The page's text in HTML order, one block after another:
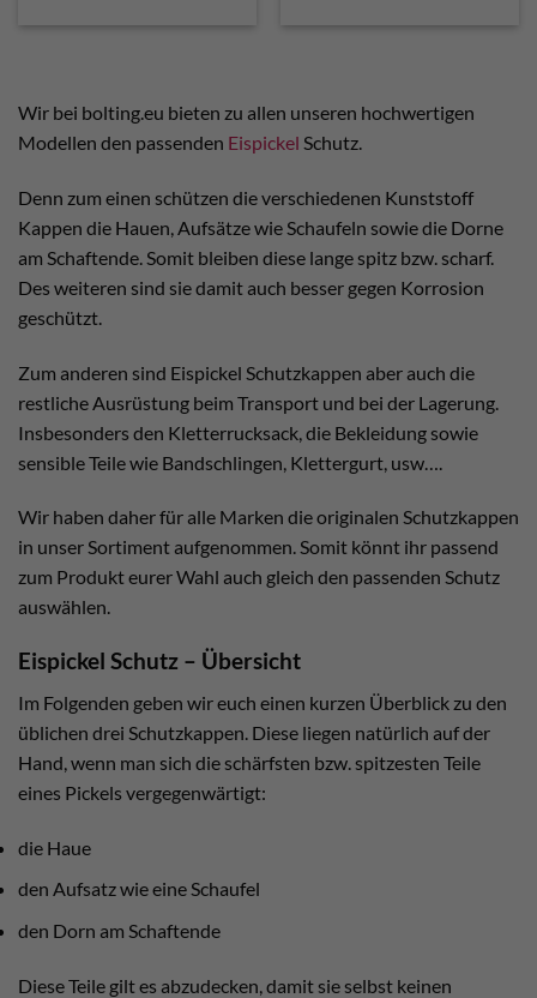
Wir bei bolting.eu bieten zu allen unseren hochwertigen
Modellen den passenden Eispickel Schutz.
Denn zum einen schützen die verschiedenen Kunststoff
Kappen die Hauen, Aufsätze wie Schaufeln sowie die Dorne
am Schaftende. Somit bleiben diese lange spitz bzw. scharf.
Des weiteren sind sie damit auch besser gegen Korrosion
geschützt.
Zum anderen sind Eispickel Schutzkappen aber auch die
restliche Ausrüstung beim Transport und bei der Lagerung.
Insbesonders den Kletterrucksack, die Bekleidung sowie
sensible Teile wie Bandschlingen, Klettergurt, usw….
Wir haben daher für alle Marken die originalen Schutzkappen
in unser Sortiment aufgenommen. Somit könnt ihr passend
zum Produkt eurer Wahl auch gleich den passenden Schutz
auswählen.
Eispickel Schutz – Übersicht
Im Folgenden geben wir euch einen kurzen Überblick zu den
üblichen drei Schutzkappen. Diese liegen natürlich auf der
Hand, wenn man sich die schärfsten bzw. spitzesten Teile
eines Pickels vergegenwärtigt:
die Haue
den Aufsatz wie eine Schaufel
den Dorn am Schaftende
Diese Teile gilt es abzudecken, damit sie selbst keinen